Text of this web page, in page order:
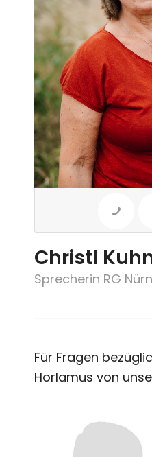
Christl
Sprecherin RG
Für Fragen
Horlamus von